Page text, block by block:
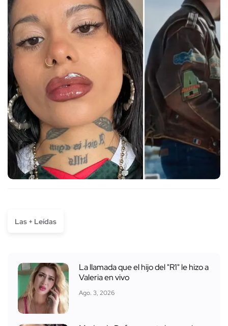
Las + Leídas
La llamada que el hijo del "R1" le hizo a
Valeria en vivo
Ago. 3, 2026